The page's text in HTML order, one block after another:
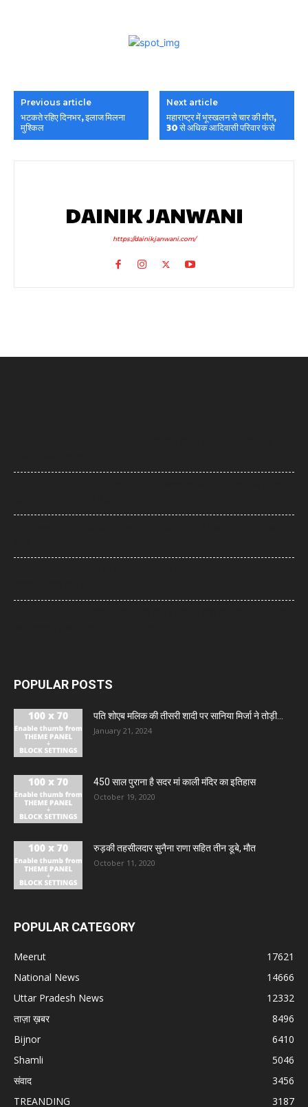
Previous article
भटकते रहिए दिनभर, इलाज मिलना
मुश्किल
Next article
महाराष्ट्र में भूस्खलन से चार की मौत,
30 से अधिक आदिवासी परिवार फंसे
DAINIK JANWANI
https://dainikjanwani.com/
POPULAR POSTS
पति शोएब मलिक की तीसरी शादी पर सानिया मिर्जा ने तोड़ी...
January 21, 2024
450 साल पुराना है सदर मां काली मंदिर का इतिहास
October 19, 2020
रुड़की तहसीलदार सुनैना राणा सहित तीन डूबे, मौत
October 11, 2020
POPULAR CATEGORY
Meerut
17621
National News
14666
Uttar Pradesh News
12332
ताज़ा ख़बर
8496
Bijnor
6410
Shamli
5046
संवाद
3456
TREANDING
3187